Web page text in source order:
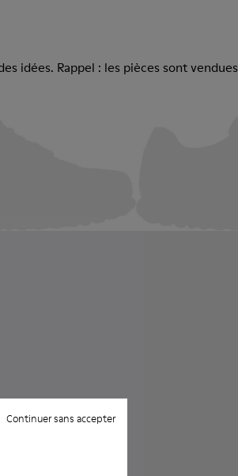
Continuer sans accepter
idées. Rappel : les pièces sont